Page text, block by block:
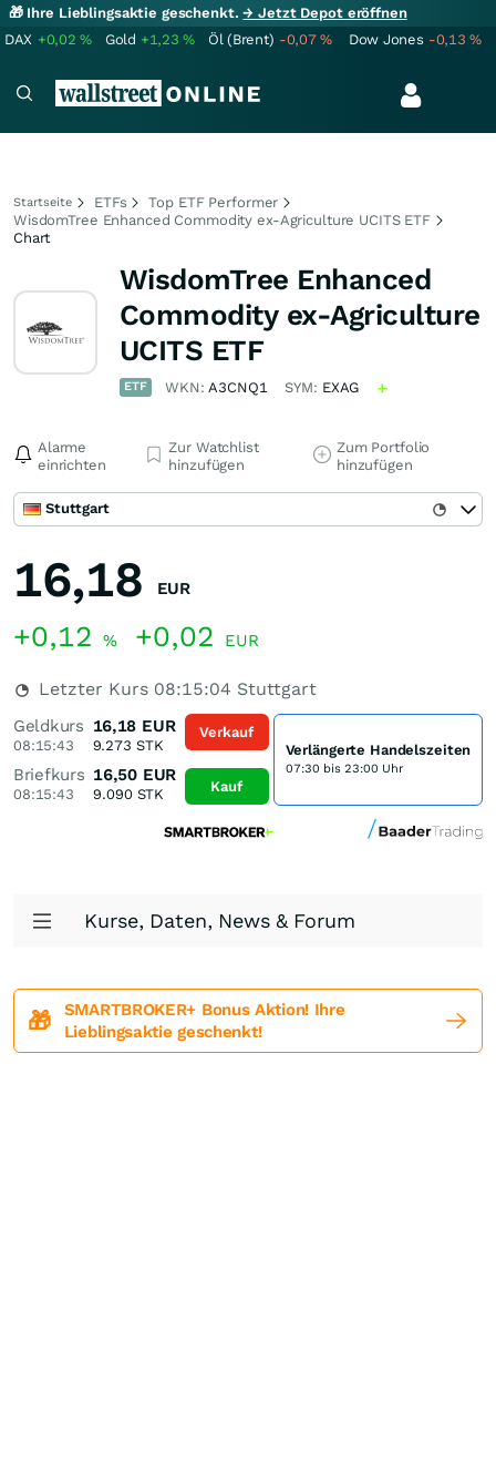
🎁 Ihre Lieblingsaktie geschenkt.→ Jetzt Depot eröffnen
DAX +0,02% Gold +1,23% Öl (Brent) -0,07% Dow Jones -0,13%
Startseite ETFs
Top ETF Performer
WisdomTree Enhanced Commodity ex-Agriculture UCITS ETF
Chart
WisdomTree Enhanced
Commodity ex-Agriculture
UCITS ETF
ETF WKN:A3CNQ1 SYM: EXAG
Alarme
einrichten
Zur Watchlist
hinzufügen
Zum Portfolio
hinzufügen
Stuttgart
16,18 EUR
+0,12 % +0,02 EUR
Letzter Kurs 08:15:04 Stuttgart
Geldkurs
08:15:43
16,18 EUR
9.273 STK
Briefkurs
08:15:43
16,50 EUR
9.090STK
Verkauf
Kauf
Verlängerte Handelszeiten
07:30 bis 23:00 Uhr
Kurse, Daten, News & Forum
🎁
SMARTBROKER+ Bonus Aktion! Ihre
Lieblingsaktie geschenkt!